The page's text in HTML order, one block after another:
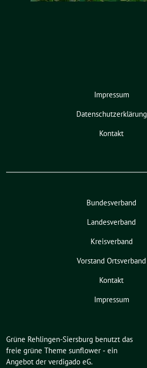
Impressum
Datenschutzerklärung
Kontakt
Bundesverband
Landesverband
Kreisverband
Vorstand Ortsverband
Kontakt
Impressum
Grüne Rehlingen-Siersburg benutzt das
freie grüne Theme sunflower ‐ ein
Angebot der verdigado eG.